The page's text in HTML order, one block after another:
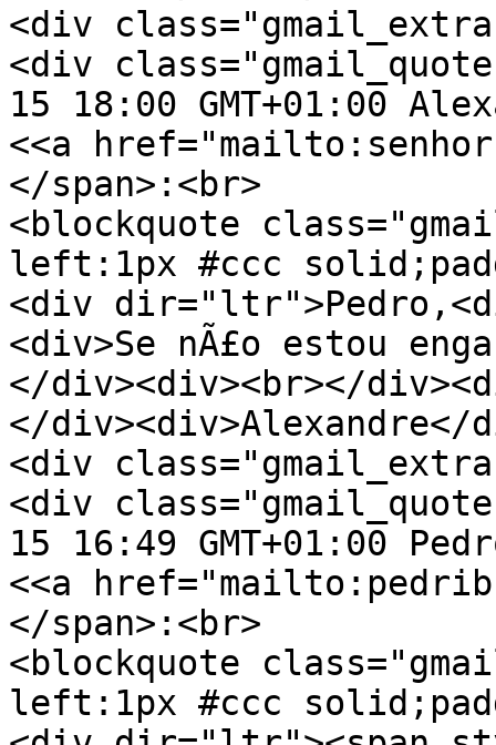
<div
<div
15 18:00 GMT+01:00
<<a
</span>:<br>
<blockquote
left:1px #ccc
<div
<div>Se nÃ£o estou
</div><div><br></
</div><div>Alexandre</
<div
<div
15 16:49 GMT+01:00
<<a
</span>:<br>
<blockquote
left:1px #ccc